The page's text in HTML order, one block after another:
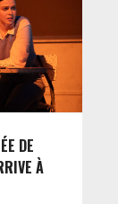
DE
À